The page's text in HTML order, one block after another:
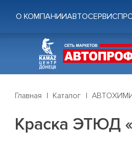
О КОМПАНИИАВТОСЕРВИС
Главная Каталог
Краска ЭТЮД